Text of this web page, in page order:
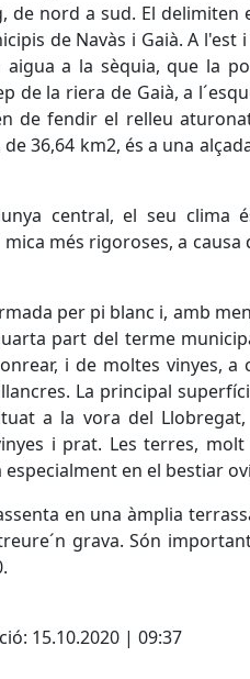
de nord a sud. El
de Navàs i Gaià. A
aigua a la sèquia, que la
de la riera de Gaià, a
de fendir el relleu
36,64 km2, és a una
central, el seu clima
més rigoroses, a
per pi blanc i, amb
part del terme
i de moltes vinyes, a
La principal
a la vora del
i prat. Les terres,
especialment en el bestiar
en una àmplia
grava. Són
15.10.2020 | 09:37